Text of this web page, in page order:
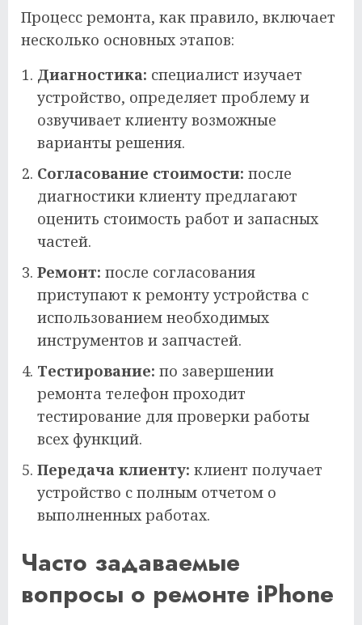
Процесс ремонта, как правило, включает
несколько основных этапов:
Диагностика: специалист изучает
устройство, определяет проблему и
озвучивает клиенту возможные
варианты решения.
Согласование стоимости: после
диагностики клиенту предлагают
оценить стоимость работ и запасных
частей.
Ремонт: после согласования
приступают к ремонту устройства с
использованием необходимых
инструментов и запчастей.
Тестирование: по завершении
ремонта телефон проходит
тестирование для проверки работы
всех функций.
Передача клиенту: клиент получает
устройство с полным отчетом о
выполненных работах.
Часто задаваемые
вопросы о ремонте iPhone